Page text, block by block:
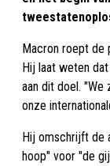
Macron roept de
Hij laat weten
aan dit doel. "We
onze
Hij omschrijft de
hoop" voor "de